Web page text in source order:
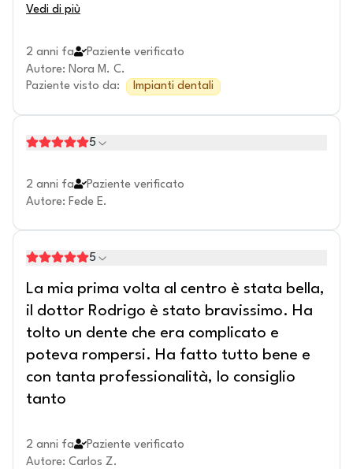
Vedi di più
2 anni fa
Paziente verificato
Autore: Nora M. C.
Paziente visto da: Impianti dentali
5
2 anni fa
Paziente verificato
Autore: Fede E.
5
La mia prima volta al centro è stata bella,
il dottor Rodrigo è stato bravissimo. Ha
tolto un dente che era complicato e
poteva rompersi. Ha fatto tutto bene e
con tanta professionalità, lo consiglio
tanto
2 anni fa
Paziente verificato
Autore: Carlos Z.